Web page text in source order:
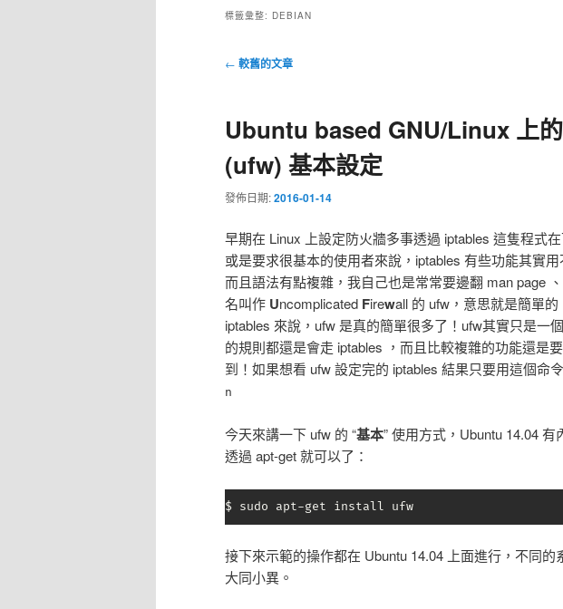
標籤彙整: DEBIAN
文
覽
← 較舊的文章
Ubuntu based GNU/Linux 上
(ufw) 基本設定
發佈日期:2016-01-14
早期在 Linux 上設定防火牆多事透過 iptables 這隻程式
或是要求很基本的使用者來說，iptables 有些功能其實
而且語法有點複雜，我自己也是常常要邊翻 man page
名叫作 Uncomplicated Firewall 的 ufw，意思就是簡單
iptables 來說，ufw 是真的簡單很多了！ufw其實只是一
的規則都還是會走 iptables ，而且比較複雜的功能還是
到！如果想看 ufw 設定完的 iptables 結果只要用這個命
n
今天來講一下 ufw 的 “基本” 使用方式，Ubuntu 14.04 有
透過 apt-get 就可以了：
$ sudo apt-get install ufw
接下來示範的操作都在 Ubuntu 14.04 上面進行，不同
大同小異。